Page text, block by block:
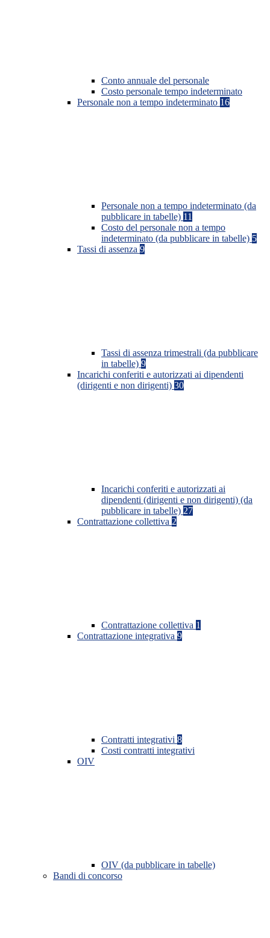
Conto annuale del personale
Costo personale tempo indeterminato
Personale non a tempo indeterminato 16
Personale non a tempo indeterminato (da
pubblicare in tabelle) 11
Costo del personale non a tempo
indeterminato (da pubblicare in tabelle) 5
Tassi di assenza 9
Tassi di assenza trimestrali (da pubblicare
in tabelle) 9
Incarichi conferiti e autorizzati ai dipendenti
(dirigenti e non dirigenti) 30
Incarichi conferiti e autorizzati ai
dipendenti (dirigenti e non dirigenti) (da
pubblicare in tabelle) 27
Contrattazione collettiva 2
Contrattazione collettiva 1
Contrattazione integrativa 9
Contratti integrativi 8
Costi contratti integrativi
OIV
OIV (da pubblicare in tabelle)
Bandi di concorso